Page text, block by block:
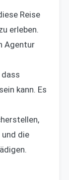
Reise
erleben.
Agentur
kann. Es
die